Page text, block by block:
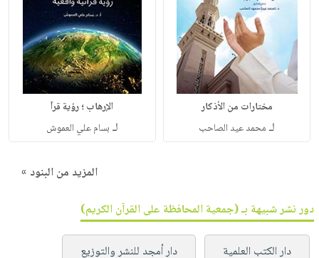
مختارات من الأذكار
لـ محمد عيد الصاحب
الإرهاب ؛ رؤية قرآ
لـ بسام علي العموش
المزيد من البنود »
دور نشر شبيهة بـ (جمعية المحافظة على القرآن الكريم)
دار الكتب العلمية دار أمجد للنشر والتوزيع